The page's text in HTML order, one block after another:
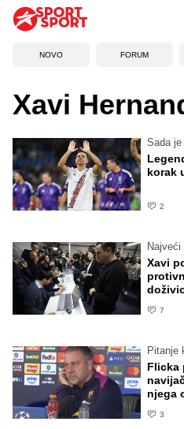
NOVO FORUM
Xavi
Sada
korak
2
Xavi
7
Pitanje
Flicka
njega
3